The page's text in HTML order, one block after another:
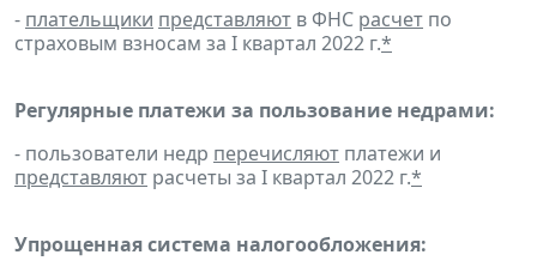
- плательщики представляют в ФНС расчет по
страховым взносам за I квартал 2022 г.*
Регулярные платежи за пользование недрами:
- пользователи недр перечисляют платежи и
представляют расчеты за I квартал 2022 г.*
Упрощенная система налогообложения: